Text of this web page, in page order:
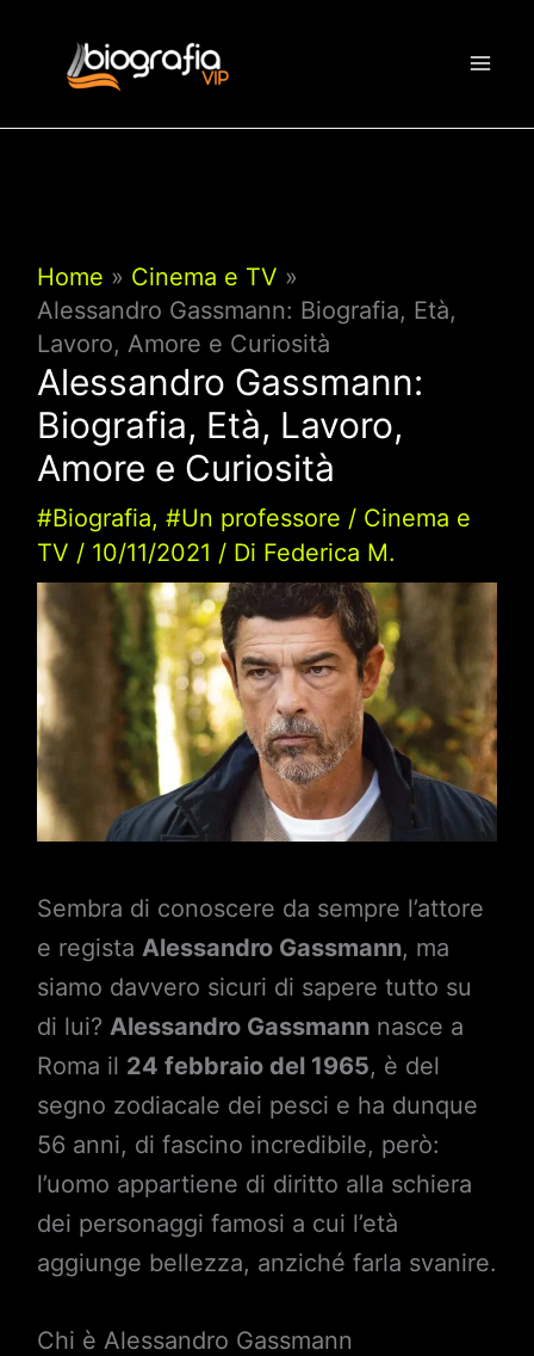
contenuto
Home
Cinema e TV
Alessandro Gassmann: Biografia, Età,
Lavoro, Amore e Curiosità
Alessandro Gassmann:
Biografia, Età, Lavoro,
Amore e Curiosità
#Biografia, #Un professore / Cinema e
TV / 10/11/2021 / Di Federica M.
Sembra di conoscere da sempre l’attore
e regista Alessandro Gassmann, ma
siamo davvero sicuri di sapere tutto su
di lui? Alessandro Gassmannnasce a
Roma il 24 febbraio del 1965, è del
segno zodiacale dei pesci e ha dunque
56 anni, di fascino incredibile, però:
l’uomo appartiene di diritto alla schiera
dei personaggi famosi a cui l’età
aggiunge bellezza, anziché farla svanire.
Chi è Alessandro Gassmann